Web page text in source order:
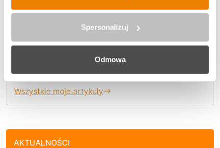
Spersonalizuj
Odmowa
admin
Wszystkie moje artykuły
AKTUALNOŚCI